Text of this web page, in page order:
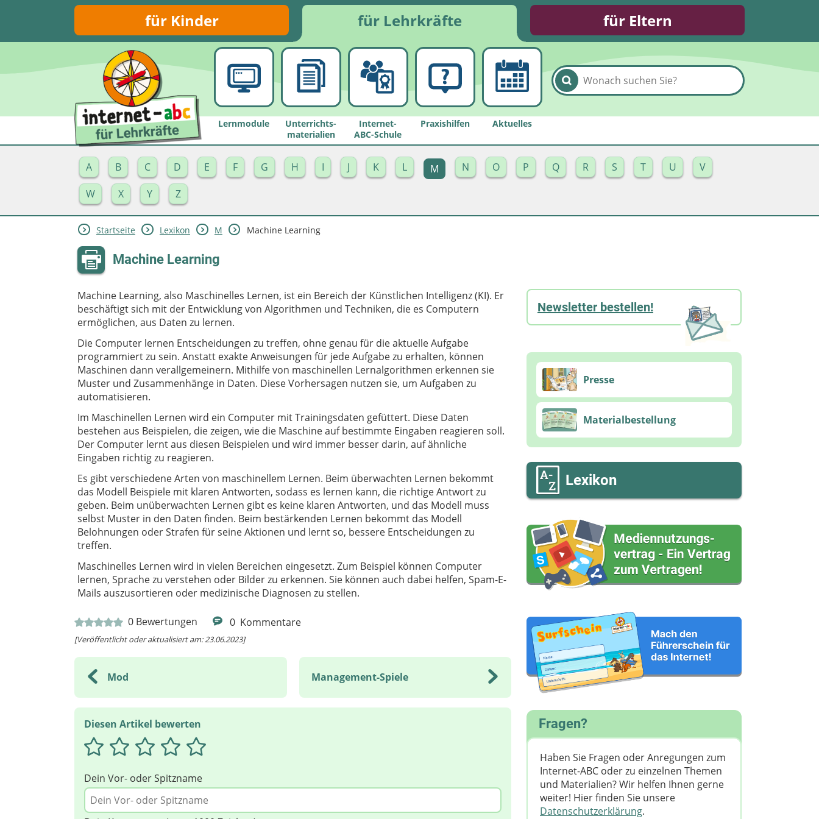
für Kinder für Lehrkräfte für Eltern
Lernmodule
Unterrichts­
materialien
Internet-
ABC-Schule
Praxishilfen Aktuelles
A B C D E F G H I J K L M N O P Q R S T U
V
W
X Y Z
Startseite Lexikon M Machine Learning
Machine Learning
Machine Learning, also Maschinelles Lernen, ist ein Bereich der Künstlichen Intelligenz (KI). Er
beschäftigt sich mit der Entwicklung von Algorithmen und Techniken, die es Computern
ermöglichen, aus Daten zu lernen.
Die Computer lernen Entscheidungen zu treffen, ohne genau für die aktuelle Aufgabe
programmiert zu sein. Anstatt exakte Anweisungen für jede Aufgabe zu erhalten, können
Maschinen dann verallgemeinern. Mithilfe von maschinellen Lernalgorithmen erkennen sie
Muster und Zusammenhänge in Daten. Diese Vorhersagen nutzen sie, um Aufgaben zu
automatisieren.
Im Maschinellen Lernen wird ein Computer mit Trainingsdaten gefüttert. Diese Daten
bestehen aus Beispielen, die zeigen, wie die Maschine auf bestimmte Eingaben reagieren soll.
Der Computer lernt aus diesen Beispielen und wird immer besser darin, auf ähnliche
Eingaben richtig zu reagieren.
Es gibt verschiedene Arten von maschinellem Lernen. Beim überwachten Lernen bekommt
das Modell Beispiele mit klaren Antworten, sodass es lernen kann, die richtige Antwort zu
geben. Beim unüberwachten Lernen gibt es keine klaren Antworten, und das Modell muss
selbst Muster in den Daten finden. Beim bestärkenden Lernen bekommt das Modell
Belohnungen oder Strafen für seine Aktionen und lernt so, bessere Entscheidungen zu
treffen.
Maschinelles Lernen wird in vielen Bereichen eingesetzt. Zum Beispiel können Computer
lernen, Sprache zu verstehen oder Bilder zu erkennen. Sie können auch dabei helfen, Spam-E-
Mails auszusortieren oder medizinische Diagnosen zu stellen.
0 Bewertungen 0 Kommentare
[Veröffentlicht oder aktualisiert am: 23.06.2023]
Mod Management-Spiele
Diesen Artikel bewerten
Dein Vor- oder Spitzname
Newsletter bestellen!
Presse
Materialbestellung
Lexikon
Fragen?
Haben Sie Fragen oder Anregungen zum
Internet-ABC oder zu einzelnen Themen
und Materialien? Wir helfen Ihnen gerne
weiter! ​Hier finden Sie unsere
Datenschutzerklärung.